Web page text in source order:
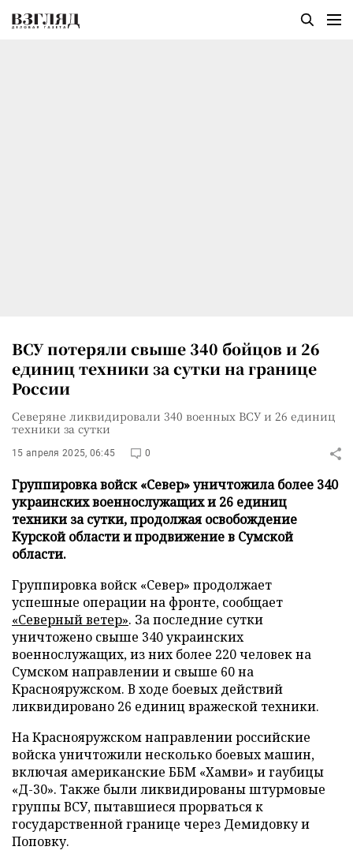
ВСУ потеряли свыше 340 бойцов и 26
единиц техники за сутки на границе
России
Северяне ликвидировали 340 военных ВСУ и 26 единиц
техники за сутки
15 апреля 2025, 06:45 0
Группировка войск «Север» уничтожила более 340
украинских военнослужащих и 26 единиц
техники за сутки, продолжая освобождение
Курской области и продвижение в Сумской
области.
Группировка войск «Север» продолжает
успешные операции на фронте, сообщает
«Северный ветер». За последние сутки
уничтожено свыше 340 украинских
военнослужащих, из них более 220 человек на
Сумском направлении и свыше 60 на
Краснояружском. В ходе боевых действий
ликвидировано 26 единиц вражеской техники.
На Краснояружском направлении российские
войска уничтожили несколько боевых машин,
включая американские ББМ «Хамви» и гаубицы
«Д-30». Также были ликвидированы штурмовые
группы ВСУ, пытавшиеся прорваться к
государственной границе через Демидовку и
Поповку.